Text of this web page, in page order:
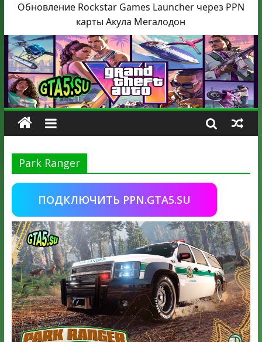
Обновление Rockstar Games Launcher через PPN
карты Акула Мегалодон
Park Ranger
ПОДКЛЮЧИТЬ PPN.GTA5.SU